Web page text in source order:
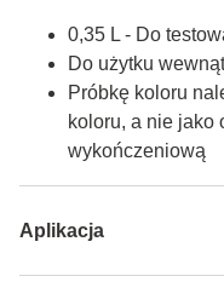
0,35 L - Do
Do użytku
Próbkę koloru
koloru, a nie jako
wykończeniową
Aplikacja